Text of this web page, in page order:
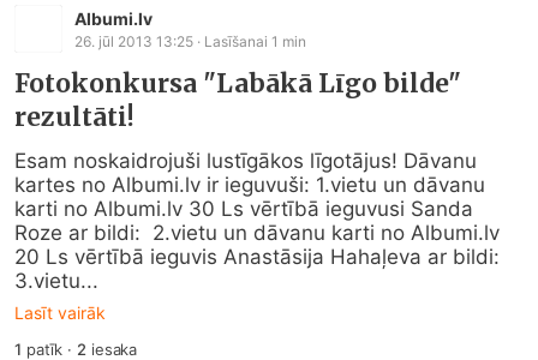
Albumi.lv
26. jūl 2013 13:25 · Lasīšanai 1 min
Fotokonkursa "Labākā Līgo bilde"
rezultāti!
Esam noskaidrojuši lustīgākos līgotājus! Dāvanu
kartes no Albumi.lv ir ieguvuši: 1.vietu un dāvanu
karti no Albumi.lv 30 Ls vērtībā ieguvusi Sanda
Roze ar bildi:  2.vietu un dāvanu karti no Albumi.lv
20 Ls vērtībā ieguvis Anastāsija Hahaļeva ar bildi:
3.vietu...
Lasīt vairāk
1 patīk · 2 iesaka